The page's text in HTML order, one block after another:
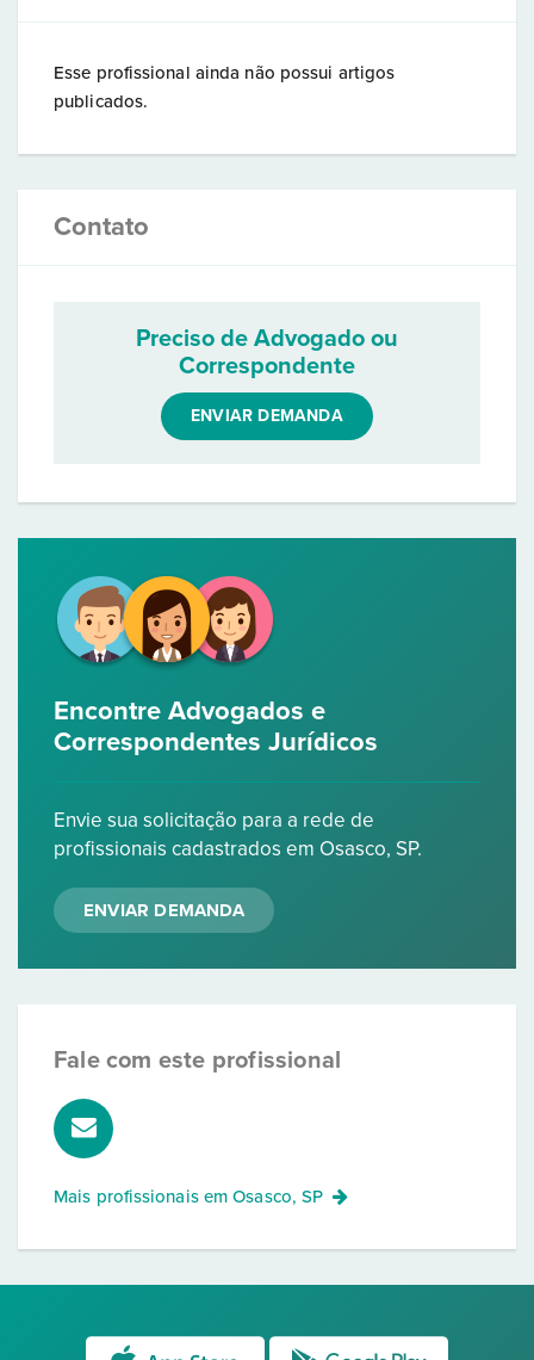
Esse profissional ainda não possui artigos
publicados.
Contato
Preciso de Advogado ou
Correspondente
ENVIAR DEMANDA
Encontre Advogados e
Correspondentes Jurídicos
Envie sua solicitação para a rede de
profissionais cadastrados em Osasco, SP.
ENVIAR DEMANDA
Fale com este profissional
Mais profissionais emOsasco, SP